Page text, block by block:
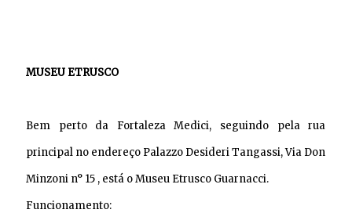
MUSEU ETRUSCO
Bem perto da Fortaleza Medici, seguindo pela rua
principal no endereço Palazzo Desideri Tangassi, Via Don
Minzoni n° 15 , está o Museu Etrusco Guarnacci.
Funcionamento: